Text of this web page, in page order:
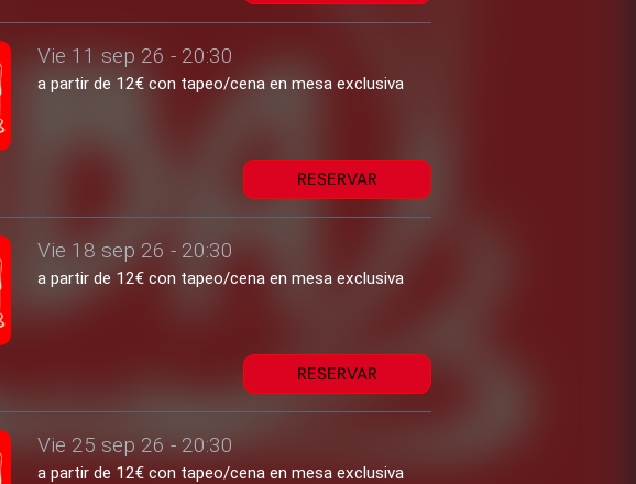
Vie 11 sep 26 - 20:30
a partir de 12€ con tapeo/cena en mesa exclusiva
RESERVAR
Vie 18 sep 26 - 20:30
a partir de 12€ con tapeo/cena en mesa exclusiva
RESERVAR
Vie 25 sep 26 - 20:30
a partir de 12€ con tapeo/cena en mesa exclusiva